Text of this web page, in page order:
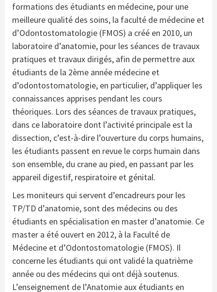
formations des étudiants en médecine, pour une
meilleure qualité des soins, la faculté de médecine et
d’Odontostomatologie (FMOS) a créé en 2010, un
laboratoire d’anatomie, pour les séances de travaux
pratiques et travaux dirigés, afin de permettre aux
étudiants de la 2ème année médecine et
d’odontostomatologie, en particulier, d’appliquer les
connaissances apprises pendant les cours
théoriques. Lors des séances de travaux pratiques,
dans ce laboratoire dont l’activité principale est la
dissection, c’est-à-dire l’ouverture du corps humains,
les étudiants passent en revue le corps humain dans
son ensemble, du crane au pied, en passant par les
appareil digestif, respiratoire et génital.
Les moniteurs qui servent d’encadreurs pour les
TP/TD d’anatomie, sont des médecins ou des
étudiants en spécialisation en master d’anatomie. Ce
master a été ouvert en 2012, à la Faculté de
Médecine et d’Odontostomatologie (FMOS). Il
concerne les étudiants qui ont validé la quatrième
année ou des médecins qui ont déjà soutenus.
L’enseignement de l’Anatomie aux étudiants en